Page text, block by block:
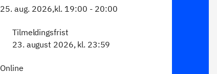
25. aug. 2026,kl. 19:00 - 20:00
Tilmeldingsfrist
23. august 2026, kl. 23:59
Online